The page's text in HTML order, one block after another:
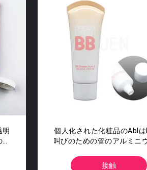
明
個人化された化粧品のAbl
叫びのための管のアルミニ
接触